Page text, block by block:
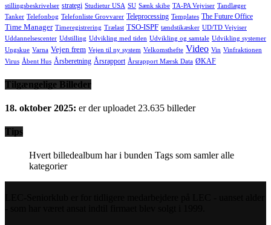
stillingsbeskrivelser strategi Studietur USA SU Sænk skibe TA-PA Vejviser Tandlæger
Tanker Telefonbog Telefonliste Grovvarer Teleprocessing Templates The Future Office
Time Manager Timeregistrering Trælast TSO-ISPF tændstikæsker UD/TD Vejviser
Uddannelsescenter Udstilling Udvikling med tiden Udvikling og samtale Udvikling systemer
Ungskue Varna Vejen frem Vejen til ny system Velkomsthefte Video Vin Vinfraktionen
Virus Åbent Hus Årsberetning Årsrapport Årsrapport Mærsk Data ØKAF
Tilgængelige Billeder
18. oktober 2025: er der uploadet 23.635 billeder
Tips
Hvert billedealbum har i bunden Tags som samler alle
kategorier